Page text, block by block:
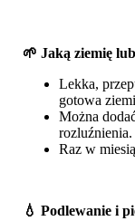
🌱 Jaką ziemię
Lekka,
gotowa
Można
rozluźnienia.
Raz w
💧 Podlewanie i